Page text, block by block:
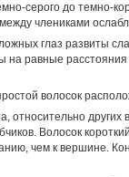
серого до темно-
члениками
глаз развиты
на равные
волосок
относительно
Волосок
чем к вершине.